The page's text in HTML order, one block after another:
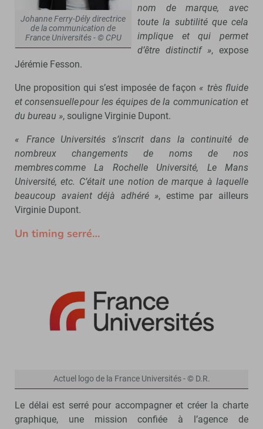
Johanne Ferry-Dély directrice
de la communication de
France Universités - © CPU
nom de marque, avec
toute la subtilité que cela
implique et qui permet
d’être distinctif », expose
Jérémie Fesson.
Une proposition qui s’est imposée de façon « très fluide
et consensuelle pour les équipes de la communication et
du bureau », souligne Virginie Dupont.
« France Universités s’inscrit dans la continuité de
nombreux changements de noms de nos
membres comme La Rochelle Université, Le Mans
Université, etc. C’était une notion de marque à laquelle
beaucoup avaient déjà adhéré », estime par ailleurs
Virginie Dupont.
Un timing serré…
Actuel logo de la France Universités - © D.R.
Le délai est serré pour accompagner et créer la charte
graphique, une mission confiée à l’agence de